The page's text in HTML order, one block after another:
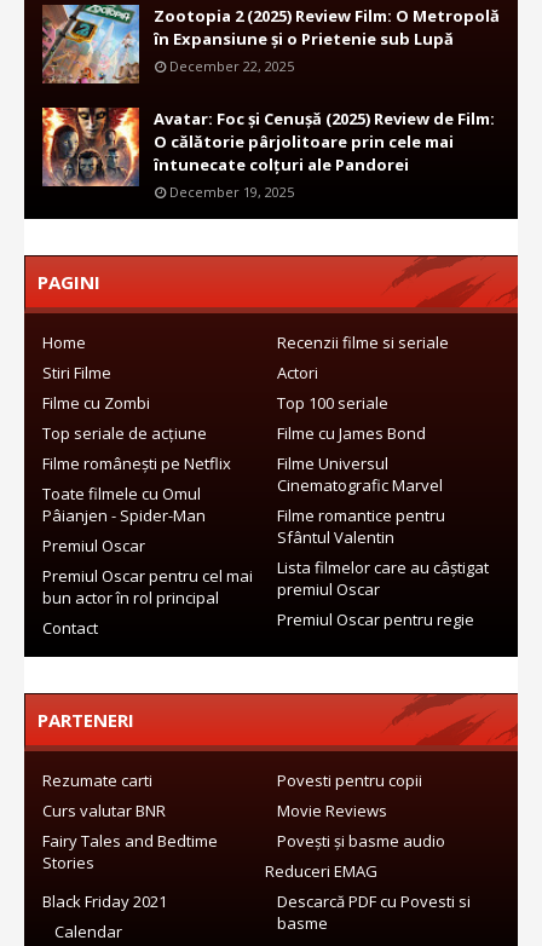
Zootopia 2 (2025) Review Film: O Metropolă
în Expansiune și o Prietenie sub Lupă
December 22, 2025
Avatar: Foc și Cenușă (2025) Review de Film:
O călătorie pârjolitoare prin cele mai
întunecate colțuri ale Pandorei
December 19, 2025
PAGINI
Home
Recenzii filme si seriale
Stiri Filme
Actori
Filme cu Zombi
Top 100 seriale
Top seriale de acțiune
Filme cu James Bond
Filme românești pe Netflix
Filme Universul
Cinematografic Marvel
Toate filmele cu Omul
Pâianjen - Spider-Man
Filme romantice pentru
Sfântul Valentin
Premiul Oscar
Lista filmelor care au câștigat
premiul Oscar
Premiul Oscar pentru cel mai
bun actor în rol principal
Premiul Oscar pentru regie
Contact
PARTENERI
Rezumate carti
Povesti pentru copii
Curs valutar BNR
Movie Reviews
Fairy Tales and Bedtime
Stories
Povești și basme audio
Reduceri EMAG
Descarcă PDF cu Povesti si
basme
Black Friday 2021
Calendar